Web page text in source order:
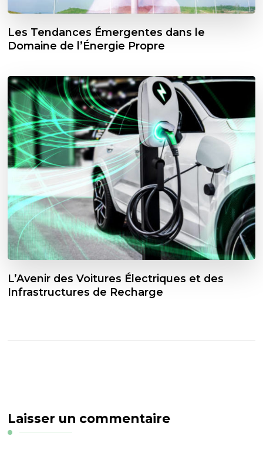
Les Tendances Émergentes dans le
Domaine de l’Énergie Propre
L’Avenir des Voitures Électriques et des
Infrastructures de Recharge
Laisser un commentaire